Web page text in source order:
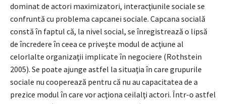
dominat de actori maximizatori, interacţiunile sociale se
confruntă cu problema capcanei sociale. Capcana socială
constă în faptul că, la nivel social, se înregistrează o lipsă
de încredere în ceea ce priveşte modul de acţiune al
celorlalte organizaţii implicate în negociere (Rothstein
2005). Se poate ajunge astfel la situaţia în care grupurile
sociale nu cooperează pentru că nu au capacitatea de a
prezice modul în care vor acţiona ceilalţi actori. Într-o astfel